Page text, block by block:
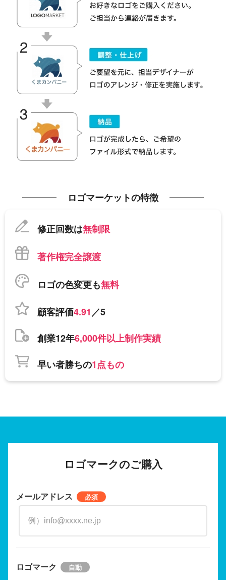
ロゴマーケットの特徴
修正回数は無制限
著作権完全譲渡
ロゴの色変更も無料
顧客評価4.91／5
創業12年6,000件以上制作実績
早い者勝ちの1点もの
ロゴマークのご購入
メールアドレス
ロゴマーク